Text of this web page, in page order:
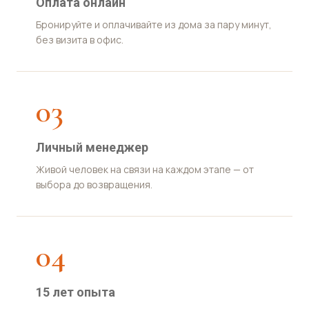
Бронируйте и оплачивайте из дома за пару минут,
без визита в офис.
03
Личный менеджер
Живой человек на связи на каждом этапе — от
выбора до возвращения.
04
15 лет опыта